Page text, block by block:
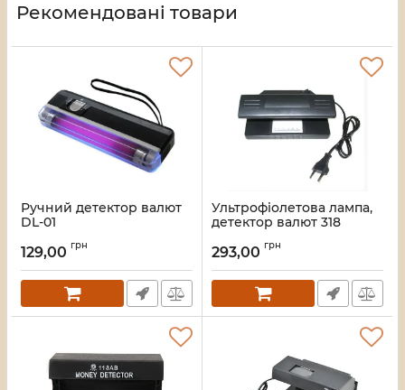
Рекомендовані товари
Ручний детектор валют
DL-01
129,00 грн
Ультрофіолетова лампа,
детектор валют 318
293,00 грн